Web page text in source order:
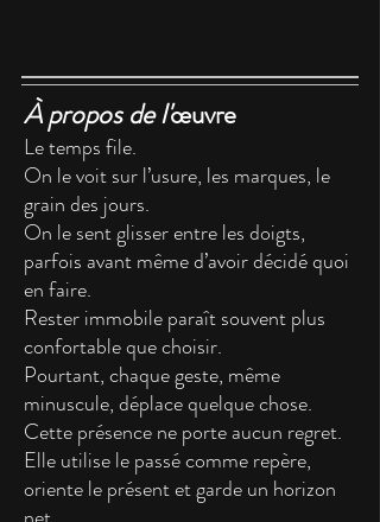
À propos de l'œuvre
Le temps file.
On le voit sur l’usure, les marques, le
grain des jours.
On le sent glisser entre les doigts,
parfois avant même d’avoir décidé quoi
en faire.
Rester immobile paraît souvent plus
confortable que choisir.
Pourtant, chaque geste, même
minuscule, déplace quelque chose.
Cette présence ne porte aucun regret.
Elle utilise le passé comme repère,
oriente le présent et garde un horizon